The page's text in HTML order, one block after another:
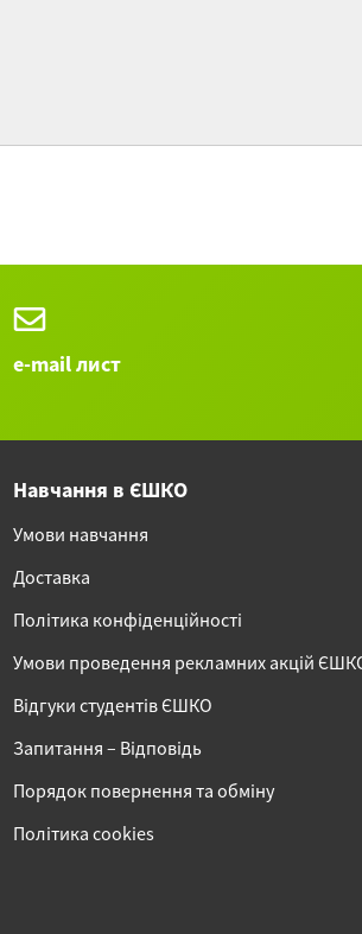
e-mail лист
Навчання в ЄШКО
Умови навчання
Доставка
Політика конфіденційності
Умови проведення рекламних акцій
Відгуки студентів ЄШКО
Запитання – Відповідь
Порядок повернення та обміну
Політика cookies